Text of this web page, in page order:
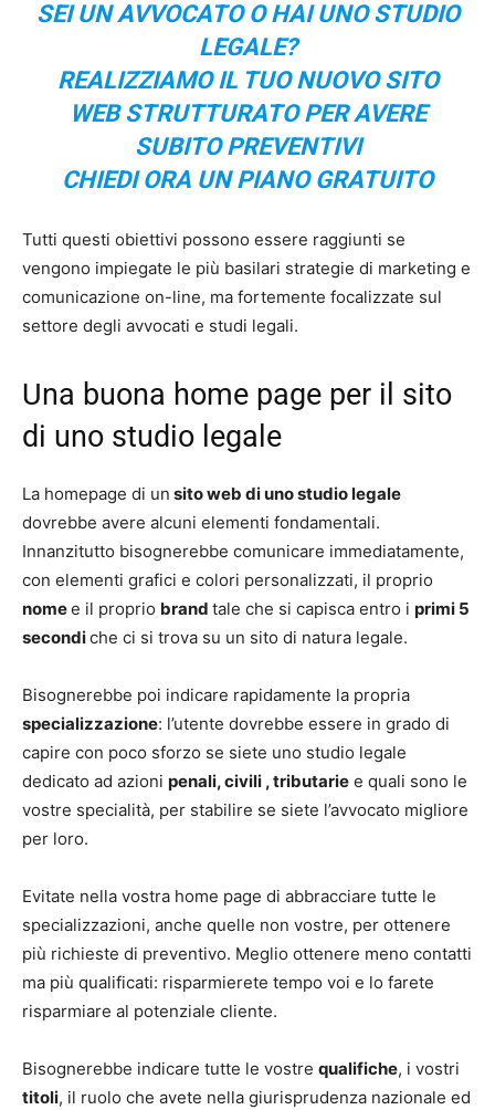
SEI UN AVVOCATO O HAI UNO STUDIO
LEGALE?
REALIZZIAMO IL TUO NUOVO SITO
WEB STRUTTURATO PER AVERE
SUBITO PREVENTIVI
CHIEDI ORA UN PIANO GRATUITO
Tutti questi obiettivi possono essere raggiunti se
vengono impiegate le più basilari strategie di marketing e
comunicazione on-line, ma fortemente focalizzate sul
settore degli avvocati e studi legali.
Una buona home page per il sito
di uno studio legale
La homepage di un sito web di uno studio legale
dovrebbe avere alcuni elementi fondamentali.
Innanzitutto bisognerebbe comunicare immediatamente,
con elementi grafici e colori personalizzati, il proprio
nomee il proprio brand tale che si capisca entro i primi 5
secondiche ci si trova su un sito di natura legale.
Bisognerebbe poi indicare rapidamente la propria
specializzazione: l’utente dovrebbe essere in grado di
capire con poco sforzo se siete uno studio legale
dedicato ad azioni penali, civili , tributarie e quali sono le
vostre specialità, per stabilire se siete l’avvocato migliore
per loro.
Evitate nella vostra home page di abbracciare tutte le
specializzazioni, anche quelle non vostre, per ottenere
più richieste di preventivo. Meglio ottenere meno contatti
ma più qualificati: risparmierete tempo voi e lo farete
risparmiare al potenziale cliente.
Bisognerebbe indicare tutte le vostre qualifiche, i vostri
titoli, il ruolo che avete nella giurisprudenza nazionale ed